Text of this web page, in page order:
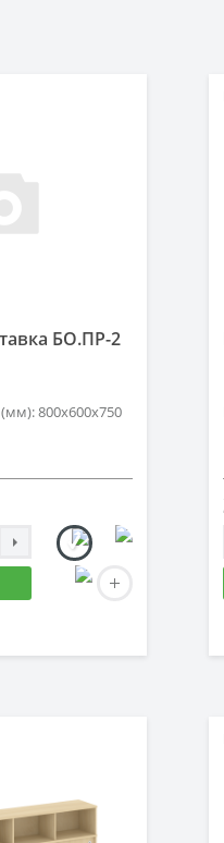
БО.ПР-2
800х600х750